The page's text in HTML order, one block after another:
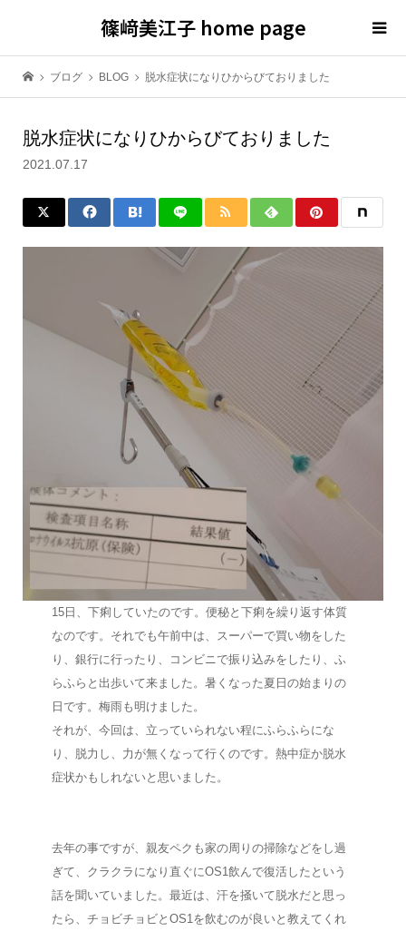
篠﨑美江子 home page
ブログ BLOG 脱水症状になりひからびておりました
脱水症状になりひからびておりました
2021.07.17
15日、下痢していたのです。便秘と下痢を繰り返す体質
なのです。それでも午前中は、スーパーで買い物をした
り、銀行に行ったり、コンビニで振り込みをしたり、ふ
らふらと出歩いて来ました。暑くなった夏日の始まりの
日です。梅雨も明けました。
それが、今回は、立っていられない程にふらふらにな
り、脱力し、力が無くなって行くのです。熱中症か脱水
症状かもしれないと思いました。
去年の事ですが、親友ペクも家の周りの掃除などをし過
ぎて、クラクラになり直ぐにOS1飲んで復活したという
話を聞いていました。最近は、汗を掻いて脱水だと思っ
たら、チョビチョビとOS1を飲むのが良いと教えてくれ